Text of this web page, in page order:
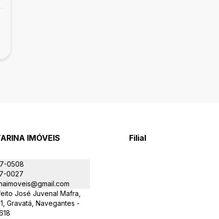
IMÓVEIS
0508
0027
José Juvenal Mafra,
Gravatá, Navegantes -
Filial